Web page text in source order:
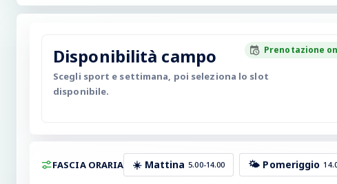
Disponibilità campo
Scegli sport e settimana, poi seleziona lo slot
disponibile.
Prenotazione
FASCIA ORARIA ☀️ Mattina 5.00-14.00 🌤️ Pomeriggio